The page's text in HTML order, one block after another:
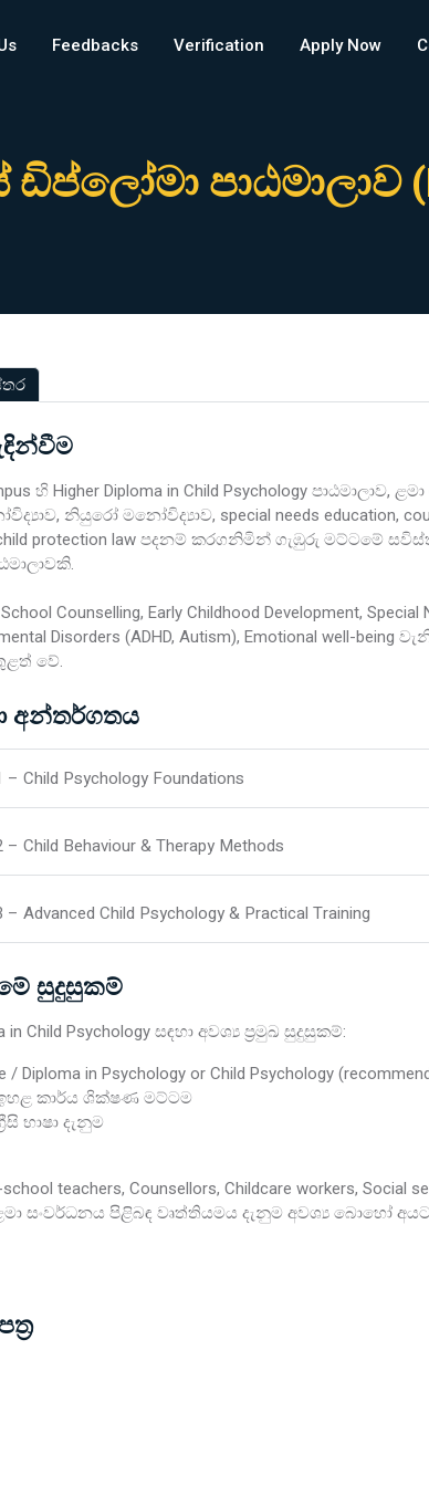
Feedbacks Verification Apply Now
පාඨමාලාව
හි Higher Diploma in Child Psychology පාඨමාලාව,
නියුරෝ මනෝවිද්‍යාව, special needs education,
child protection law පදනම් කරගනිමින් ගැඹුරු මට්ටමේ
Counselling, Early Childhood Development, Special
Disorders (ADHD, Autism), Emotional well-
වේ.
අන්තර්ගතය
– Child Psychology Foundations
– Child Behaviour & Therapy Methods
– Advanced Child Psychology & Practical Training
සුදුසුකම්
in Child Psychology සඳහා අවශ්‍ය ප්‍රමුඛ සුදුසුකම්:
/ Diploma in Psychology or Child Psychology
කාර්ය ශික්ෂණ මට්ටම
භාෂා දැනුම
teachers, Counsellors, Childcare workers, Social
සංවර්ධනය පිළිබඳ වෘත්තියමය දැනුම අවශ්‍ය බොහෝ